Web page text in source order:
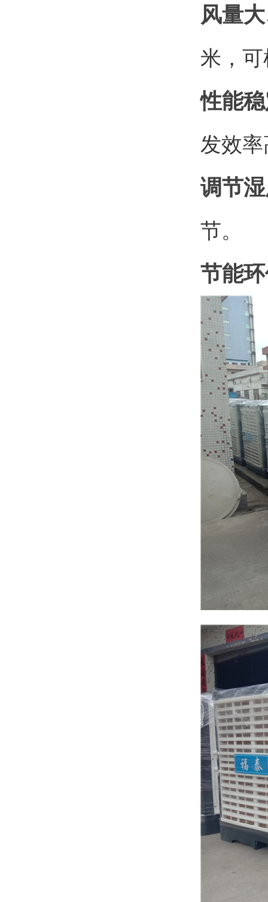
风量
米，
性能
发效
调节
节。
节能